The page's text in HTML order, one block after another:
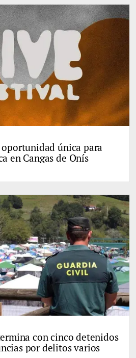
única para
en Cangas de Onís
con cinco detenidos
por delitos varios